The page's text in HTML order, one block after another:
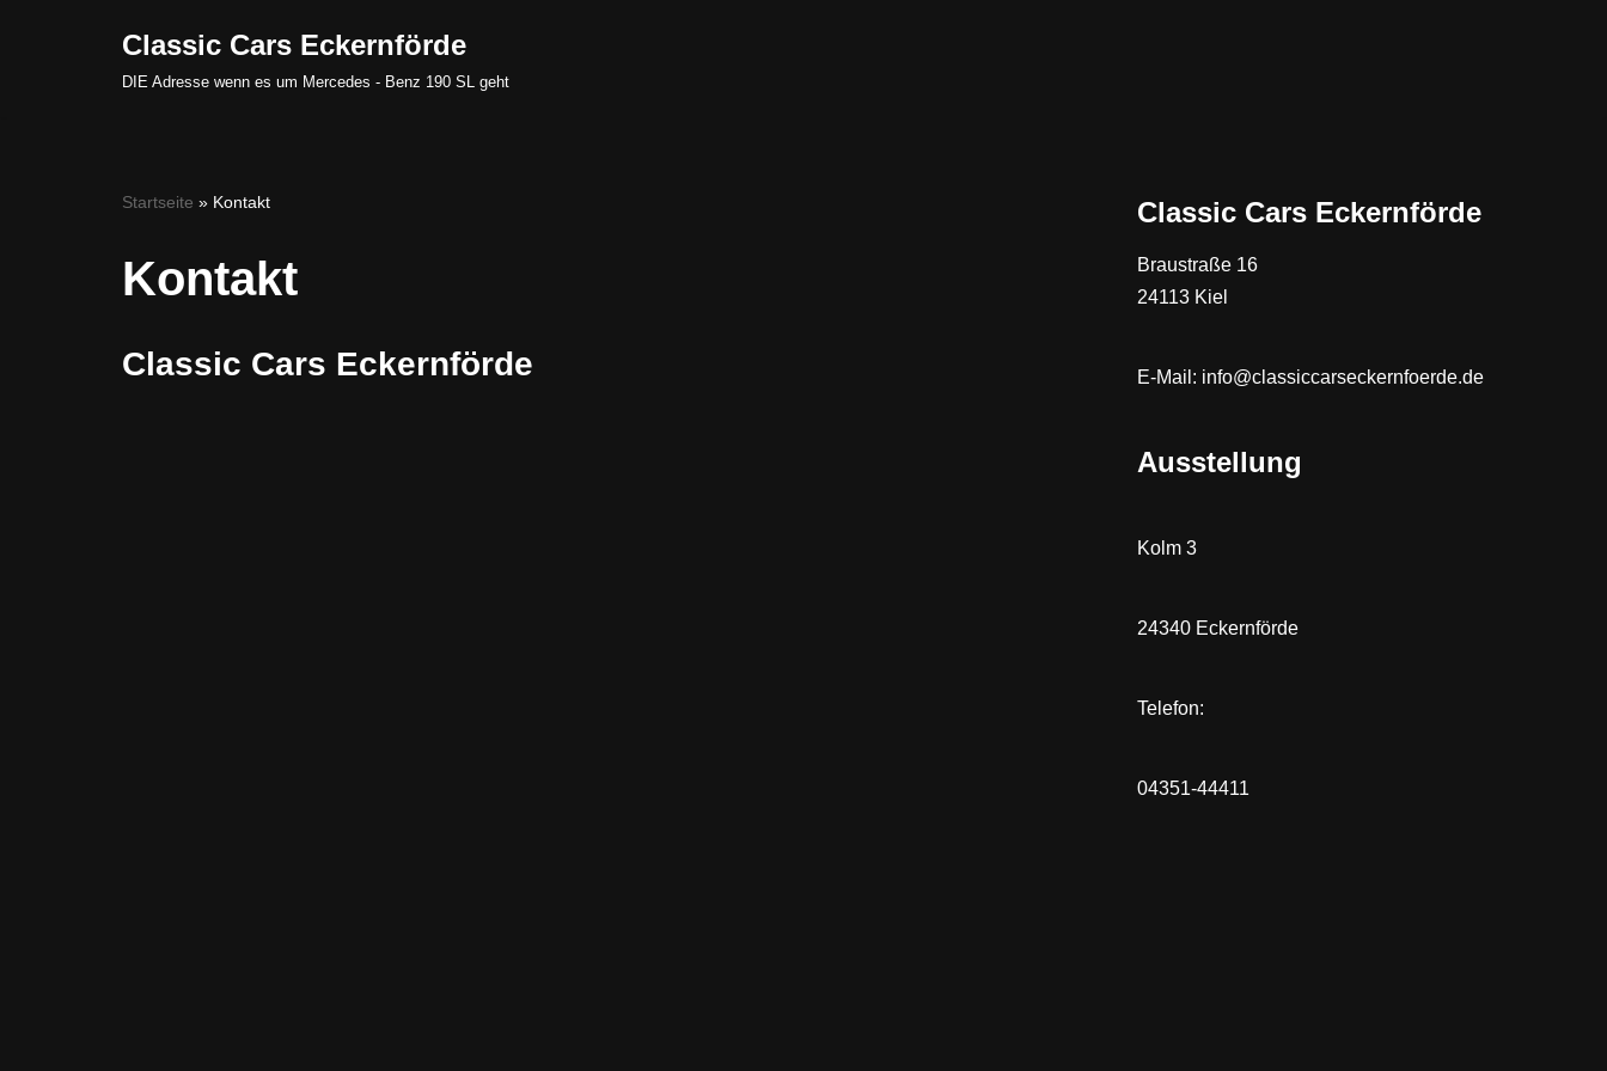
Classic Cars Eckernförde
DIE Adresse wenn es um Mercedes - Benz 190 SL geht
Startseite » Kontakt
Kontakt
Classic Cars Eckernförde
Classic Cars Eckernförde
Braustraße 16
24113 Kiel
E-Mail: info@classiccarseckernfoerde.de
Ausstellung
Kolm 3
24340 Eckernförde
Telefon:
04351-44411